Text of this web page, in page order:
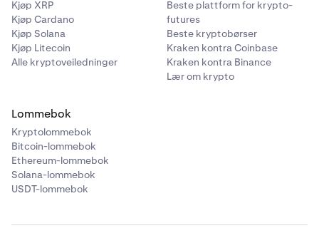
Kjøp XRP
Kjøp Cardano
Kjøp Solana
Kjøp Litecoin
Alle kryptoveiledninger
Beste plattform for krypto-
futures
Beste kryptobørser
Kraken kontra Coinbase
Kraken kontra Binance
Lær om krypto
Lommebok
Kryptolommebok
Bitcoin-lommebok
Ethereum-lommebok
Solana-lommebok
USDT-lommebok